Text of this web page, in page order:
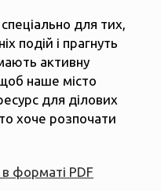
для тих,
подій і прагнуть
активну
наше місто
для ділових
хоче розпочати
в форматі PDF